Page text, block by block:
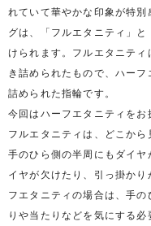
れていて華やかな印象が特
グは、「フルエタニティ」
けられます。フルエタニテ
き詰められたもので、ハー
詰められた指輪です。
今回はハーフエタニティを
フルエタニティは、どこから
手のひら側の半周にもダイ
イヤが欠けたり、引っ掛か
フエタニティの場合は、手
りや当たりなどを気にする